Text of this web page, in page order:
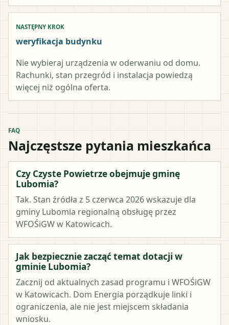
NASTĘPNY KROK
weryfikacja budynku
Nie wybieraj urządzenia w oderwaniu od domu.
Rachunki, stan przegród i instalacja powiedzą
więcej niż ogólna oferta.
FAQ
Najczęstsze pytania mieszkańca
Czy Czyste Powietrze obejmuje gminę
Lubomia?
Tak. Stan źródła z 5 czerwca 2026 wskazuje dla
gminy Lubomia regionalną obsługę przez
WFOŚiGW w Katowicach.
Jak bezpiecznie zacząć temat dotacji w
gminie Lubomia?
Zacznij od aktualnych zasad programu i WFOŚiGW
w Katowicach. Dom Energia porządkuje linki i
ograniczenia, ale nie jest miejscem składania
wniosku.